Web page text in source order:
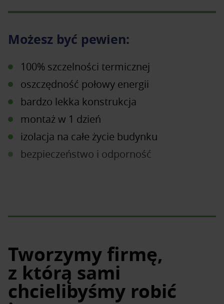
Możesz być pewien:
100% szczelności termicznej
oszczędność połowy energii
bardzo lekka konstrukcja
montaż w 1 dzień
izolacja na całe życie budynku
bezpieczeństwo i odporność
Tworzymy firmę,
z którą sami
chcielibyśmy robić